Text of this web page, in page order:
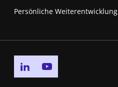
Persönliche Weiterentwicklung
Go to linkedin page